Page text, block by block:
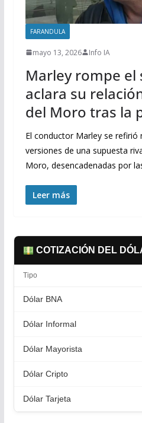
FARANDULA
mayo 13, 2026 Info IA
Marley rompe el
aclara su
del Moro tras la
El conductor Marley se refirió
versiones de una supuesta
Moro, desencadenadas por
Leer más
COTIZACIÓN DEL
Tipo
Dólar BNA
Dólar Informal
Dólar Mayorista
Dólar Cripto
Dólar Tarjeta